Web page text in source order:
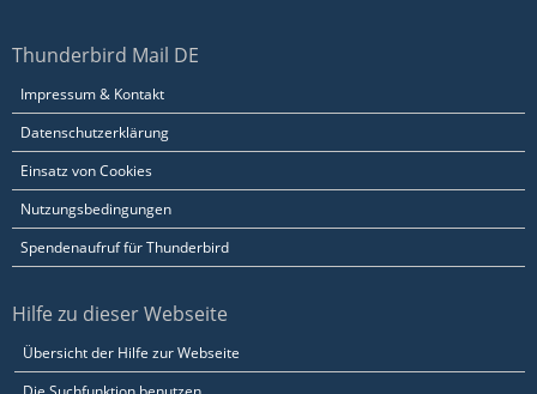
Thunderbird Mail DE
Impressum & Kontakt
Datenschutzerklärung
Einsatz von Cookies
Nutzungsbedingungen
Spendenaufruf für Thunderbird
Hilfe zu dieser Webseite
Übersicht der Hilfe zur Webseite